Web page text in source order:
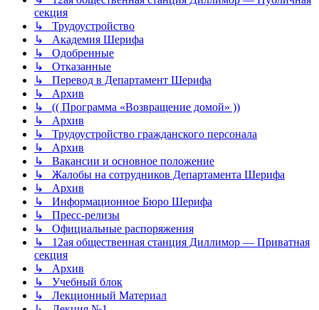
секция
↳ Трудоустройство
↳ Академия Шерифа
↳ Одобренные
↳ Отказанные
↳ Перевод в Департамент Шерифа
↳ Архив
↳ (( Программа «‎Возвращение домой» ))
↳ Архив
↳ Трудоустройство гражданского персонала
↳ Архив
↳ Вакансии и основное положение
↳ Жалобы на сотрудников Департамента Шерифа
↳ Архив
↳ Информационное Бюро Шерифа
↳ Пресс-релизы
↳ Официальные распоряжения
↳ 12ая общественная станция Диллимор — Приватная
секция
↳ Архив
↳ Учебный блок
↳ Лекционный Материал